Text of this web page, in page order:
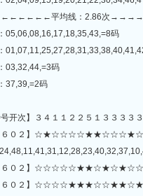
平均线：2.86次
05,06,08,16,17,18,35,43,=8码
03,32,44,=3码
37,39,=2码
开次】３４１１２２５１３３３３
１６０２】
１６０２】
１６０２】